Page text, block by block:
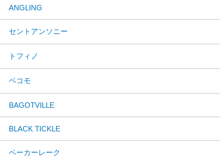
ANGLING
セントアンソニー
トフィノ
ベコモ
BAGOTVILLE
BLACK TICKLE
ベーカーレーク